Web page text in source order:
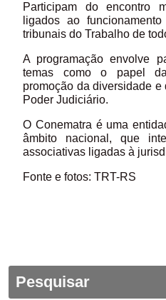
Participam do encontro
ligados ao
tribunais do Trabalho de
A programação envolve
temas como o papel
promoção da diversidade
Poder Judiciário.
O Conematra é uma
âmbito nacional, que
associativas ligadas à
Fonte e fotos: TRT-RS
Pesquisar